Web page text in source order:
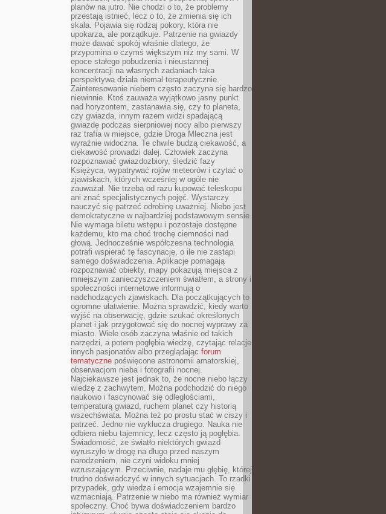
planów na jutro. Nie chodzi o to, że problemy
przestają istnieć, lecz o to, że zmienia się ich
skala. Pojawia się rodzaj pokory, która nie
upokarza, ale porządkuje. Patrzenie na gwiazdy
może dawać spokój właśnie dlatego, że
przypomina o czymś większym niż my sami. W
epoce stałego pobudzenia i nieustannej
koncentracji na własnych zadaniach taka
perspektywa działa niemal terapeutycznie.
Zainteresowanie niebem często zaczyna się bardzo
niewinnie. Ktoś zauważa wyjątkowo jasny punkt
nad horyzontem, zastanawia się, czy to planeta,
czy gwiazda, innym razem widzi spadającą
gwiazdę podczas sierpniowej nocy albo pierwszy
raz trafia w miejsce, gdzie Droga Mleczna jest
wyraźnie widoczna. Te chwile budzą ciekawość, a
ciekawość prowadzi dalej. Człowiek zaczyna
rozpoznawać gwiazdozbiory, śledzić fazy
Księżyca, wypatrywać rojów meteorów i czytać o
zjawiskach, których wcześniej w ogóle nie
zauważał. Nie trzeba od razu kupować teleskopu
ani znać specjalistycznych pojęć. Wystarczy
nauczyć się patrzeć odrobinę uważniej. Niebo jest
demokratyczne w najbardziej podstawowym sensie.
Nie wymaga biletu wstępu i pozostaje dostępne
każdemu, kto ma choć trochę ciemności nad
głową. Jednocześnie współczesna technologia
potrafi wspierać tę fascynację, o ile nie zastąpi
samego doświadczenia. Aplikacje pomagają
rozpoznawać obiekty, mapy pokazują miejsca z
mniejszym zanieczyszczeniem światłem, a strony i
społeczności internetowe informują o
nadchodzących zjawiskach. Dla początkujących to
ogromne ułatwienie. Można sprawdzić, kiedy warto
wyjść na obserwację, gdzie szukać określonych
planet i jak przygotować się do nocnej wyprawy za
miasto. Wiele osób zaczyna właśnie od takich
narzędzi, a potem pogłębia wiedzę, czytając relacje
innych pasjonatów albo przeglądając forum
tematyczne poświęcone astronomii amatorskiej,
obserwacjom nieba i fotografii nocnej.
Najciekawsze jest jednak to, że nocne niebo łączy
wiedzę z zachwytem. Można podchodzić do niego
naukowo i fascynować się odległościami,
temperaturą gwiazd, ruchem planet czy historią
wszechświata. Można też po prostu stać w ciszy i
patrzeć. Jedno nie wyklucza drugiego. Nauka nie
odbiera niebu tajemnicy, lecz często ją pogłębia.
Świadomość, że światło niektórych gwiazd
wyruszyło w drogę na długo przed naszym
narodzeniem, nie czyni widoku mniej
wzruszającym. Przeciwnie, nadaje mu głębię, której
trudno doświadczyć w innych sytuacjach. To rzadki
przypadek, gdy wiedza i emocja wzajemnie się
wzmacniają. Patrzenie w niebo ma również wymiar
społeczny. Choć bywa doświadczeniem bardzo